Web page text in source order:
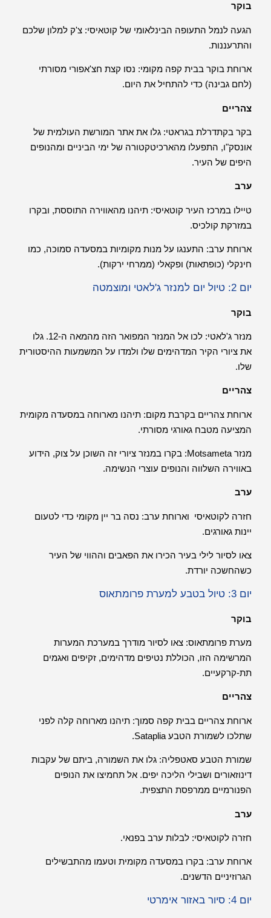
בוקר
הגעה לנמל התעופה הבינלאומי של קוטאיסי: צ'ק למלון שלכם
והתרעננות.
ארוחת בוקר בבית קפה מקומי: נסו קצת חצ'אפורי מסורתי
(לחם גבינה) כדי להתחיל את היום.
צהריים
בקר בקתדרלת בגראטי: גלו את אתר המורשת העולמית של
אונסק"ו, התפעלו מהארכיטקטורה של ימי הביניים ומהנופים
היפים של העיר.
ערב
טיילו במרכז העיר קוטאיסי: תיהנו מהאווירה התוססת, ובקרו
במזרקת קולכיס.
ארוחת ערב: התענגו על מנות מקומיות במסעדה סמוכה, כמו
חינקלי (כופתאות) ופקאלי (ממרחי ירקות).
יום 2: טיול יום למנזר ג'לאטי ומוצמטה
בוקר
מנזר ג'לאטי: לכו אל המנזר המפואר הזה מהמאה ה-12. גלו
את ציורי הקיר המדהימים שלו ולמדו על המשמעות ההיסטורית
שלו.
צהריים
ארוחת צהריים בקרבת מקום: תיהנו מארוחה במסעדה מקומית
המציעה מטבח גאורגי מסורתי.
מנזר Motsameta: בקרו במנזר ציורי זה השוכן על צוק, הידוע
באווירה השלווה והנופים עוצרי הנשימה.
ערב
חזרה לקוטאיסי וארוחת ערב: נסה בר יין מקומי כדי לטעום
יינות גאורגים.
צאו לסיור לילי בעיר הכירו את הפאבים וההווי של העיר
כשהחשכה יורדת.
יום 3: טיול בטבע למערת פרומתאוס
בוקר
מערת פרומתאוס: צאו לסיור מודרך במערכת המערות
המרשימה הזו, הכוללת נטיפים מדהימים, זקיפים ואגמים
תת-קרקעיים.
צהריים
ארוחת צהריים בבית קפה סמוך: תיהנו מארוחה קלה לפני
שתלכו לשמורת הטבע Sataplia.
שמורת הטבע סאטפליה: גלו את השמורה, ביתם של עקבות
דינוזאורים ושבילי הליכה יפים. אל תחמיצו את הנופים
הפנורמיים ממרפסת התצפית.
ערב
חזרה לקוטאיסי: לבלות ערב בפנאי.
ארוחת ערב: בקרו במסעדה מקומית וטעמו מהתבשילים
הגרוזיניים הדשנים.
יום 4: סיור באזור אימרטי